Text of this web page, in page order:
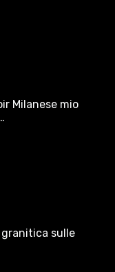
Milanese mio
sulle